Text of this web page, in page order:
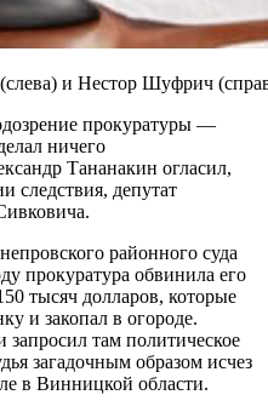
и Нестор Шуфрич
прокуратуры —
ничего
Тананакин огласил,
следствия, депутат
районного суда
прокуратура обвинила его
тысяч долларов, которые
и закопал в огороде.
там политическое
загадочным образом исчез
в Винницкой области.